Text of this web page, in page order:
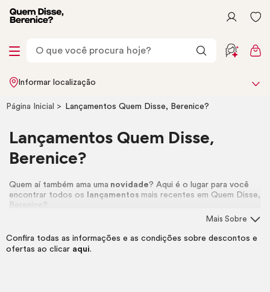
Informar localização
Página Inicial Lançamentos Quem Disse, Berenice?
Lançamentos Quem Disse,
Berenice?
Quem aí também ama uma novidade? Aqui é o lugar para você
encontrar todos os lançamentosmais recentes em Quem Disse,
Berenice?
Mais Sobre
Confira todas as informações e as condições sobre descontos e
ofertas ao clicar aqui.